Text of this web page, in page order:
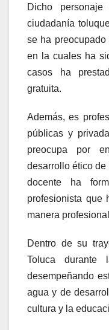
Dicho
ciudadanía
se ha
en la cuales ha
casos ha
gratuita.
Además, es
públicas y
preocupa por
desarrollo ético
docente ha
profesionista que
manera
Dentro de su
Toluca durante
desempeñando
agua y de
cultura y la